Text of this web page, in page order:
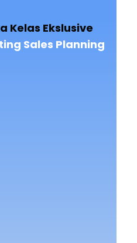
Kelas Ekslusive
Sales Planning